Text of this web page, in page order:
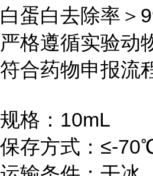
白蛋白去除率＞
严格遵循实验动
符合药物申报流
规格：10mL
保存方式：≤-